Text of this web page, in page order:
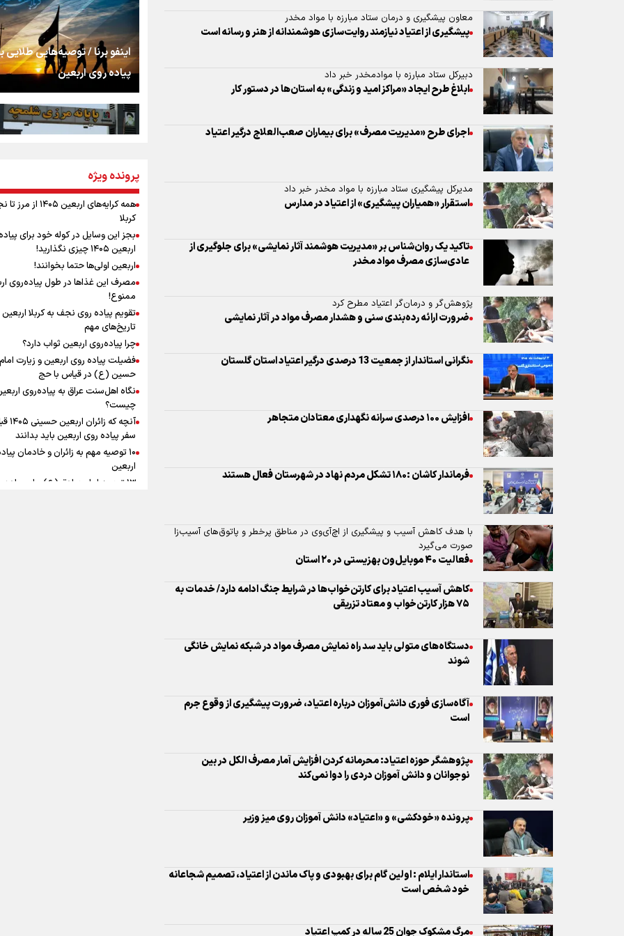
معاون پیشگیری و درمان ستاد مبارزه با مواد مخدر
پیشگیری از اعتیاد نیازمند روایت‌سازی هوشمندانه از هنر و رسانه است
دبیرکل ستاد مبارزه با موادمخدر خبر داد
ابلاغ طرح ایجاد «مراکز امید و زندگی» به استان‌ها در دستور کار
اجرای طرح «مدیریت مصرف» برای بیماران صعب‌العلاج درگیر اعتیاد
مدیرکل پیشگیری ستاد مبارزه با مواد مخدر خبر داد
استقرار «همیاران پیشگیری» از اعتیاد در مدارس
تاکید یک روان‌شناس بر «مدیریت هوشمند آثار نمایشی» برای جلوگیری از
عادی‌سازی مصرف مواد مخدر
پژوهش‌گر و درمان‌گر اعتیاد مطرح کرد
ضرورت ارائه رده‌بندی سنی و هشدار مصرف مواد در آثار نمایشی
نگرانی استاندار از جمعیت 13 درصدی درگیر اعتیاد استان گلستان
افزایش ۱۰۰ درصدی سرانه نگهداری معتادان متجاهر
فرماندار کاشان :۱۸۰ تشکل مردم نهاد در شهرستان فعال هستند
با هدف کاهش آسیب و پیشگیری از اچ‌آی‌وی در مناطق پرخطر و پاتوق‌های آسیب‌زا
صورت می‌گیرد
فعالیت ۴۰ موبایل‌ون بهزیستی در ۲۰ استان
کاهش آسیب اعتیاد برای کارتن‌خواب‌ها در شرایط جنگ ادامه دارد/ خدمات به
۷۵ هزار کارتن‌خواب و معتاد تزریقی
دستگاه‌های متولی باید سد راه نمایش مصرف مواد در شبکه نمایش خانگی
شوند
آگاه‌سازی فوری دانش‌آموزان درباره اعتیاد، ضرورت پیشگیری از وقوع جرم
است
پژوهشگر حوزه اعتیاد: محرمانه کردن افزایش آمار مصرف الکل در بین
نوجوانان و دانش آموزان دردی را دوا نمی‌کند
پرونده «خودکشی» و «اعتیاد» دانش آموزان روی میز وزیر
استاندار ایلام : اولین گام برای بهبودی و پاک ماندن از اعتیاد، تصمیم شجاعانه
خود شخص است
مرگ مشکوک جوان 25 ساله در کمپ اعتیاد
اشک
جمله‌ای که بغض
را شکست؛ «آهای مردم،
تهران رفتند»
سه حسرتی که به
نگاه تمدنی رهبر
فضای مجازی
رابطه کارگر و کارفرما
به زوجیت
اینفو برنا / توصیه‌هایی طلایی
پیاده روی اربعین
اینفو برنا / جدول کامل فاصله
شلمچه تا شهرهای زیارتی عراق
اینفو برنا/ میزان مالیات بر ارزش
افزوده چقدر است؟
اینفوبرنا/ سقف معافیت مالیاتی
حقوق کارکنان دولت و
در بودجه ۱۴۰۵ چقدر است؟
پرونده ویژه
همه کرایه‌های اربعین ۱۴۰۵
کربلا
بجز این وسایل در کوله خود برای
اربعین ۱۴۰۵ چیزی نگذارید!
اربعین اولی‌ها حتما بخوانند!
مصرف این غذاها در طول پیاده‌روی
ممنوع!
تاریخ‌های مهم
چرا پیاده‌روی اربعین ثواب دارد؟
فضیلت پیاده روی اربعین و زیارت امام
حسین (ع) در قیاس با حج
نگاه اهل‌سنت عراق به پیاده‌روی
چیست؟
آنچه که
سفر پیاده روی اربعین باید بدانند
۱۰ توصیه مهم به زائران و خادمان
اربعین
۱۳ توصیه امام صادق (ع) برای